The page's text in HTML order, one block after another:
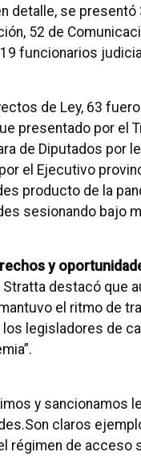
detalle, se
52 de
funcionarios
de Ley, 63
presentado por el
de Diputados por
el Ejecutivo
producto de la
sesionando bajo
y
Stratta destacó que
el ritmo de
legisladores de
y
Son claros
régimen de acceso